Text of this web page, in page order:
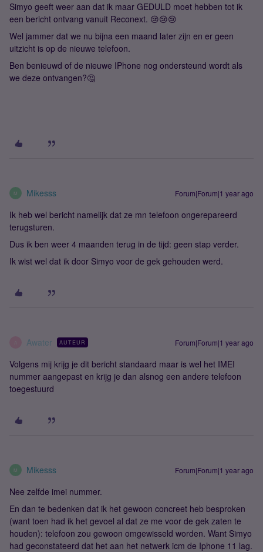
Simyo geeft weer aan dat ik maar GEDULD moet hebben tot ik
een bericht ontvang vanuit Reconext. 😢😢😢
Wel jammer dat we nu bijna een maand later zijn en er geen
uitzicht is op de nieuwe telefoon.
Ben benieuwd of de nieuwe IPhone nog ondersteund wordt als
we deze ontvangen?🤔
M Mikesss Forum|Forum|1 year ago
Ik heb wel bericht namelijk dat ze mn telefoon ongerepareerd
terugsturen.
Dus ik ben weer 4 maanden terug in de tijd: geen stap verder.
Ik wist wel dat ik door Simyo voor de gek gehouden werd.
Awater AUTEUR Forum|Forum|1 year ago
Volgens mij krijg je dit bericht standaard maar is wel het IMEI
nummer aangepast en krijg je dan alsnog een andere telefoon
toegestuurd
M Mikesss Forum|Forum|1 year ago
Nee zelfde imei nummer.
En dan te bedenken dat ik het gewoon concreet heb besproken
(want toen had ik het gevoel al dat ze me voor de gek zaten te
houden): telefoon zou gewoon omgewisseld worden. Want Simyo
had geconstateerd dat het aan het netwerk icm de Iphone 11 lag.